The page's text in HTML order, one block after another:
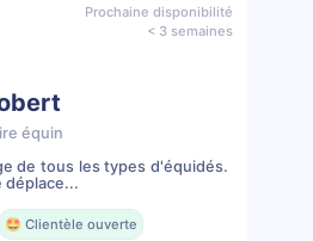
Prochaine disponibilité
< 3 semaines
équin
de tous les types d'équidés.
déplace...
🤩 Clientèle ouverte